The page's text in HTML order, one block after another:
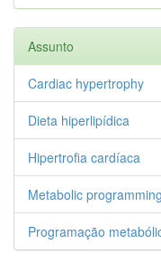
Assunto
Cardiac hypertrophy
Dieta hiperlipídica
Hipertrofia cardíaca
Metabolic programming
Programação